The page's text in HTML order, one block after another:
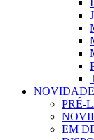
PRÉ-
EM